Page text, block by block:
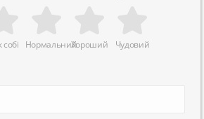
собі НормальнийХороший Чудовий